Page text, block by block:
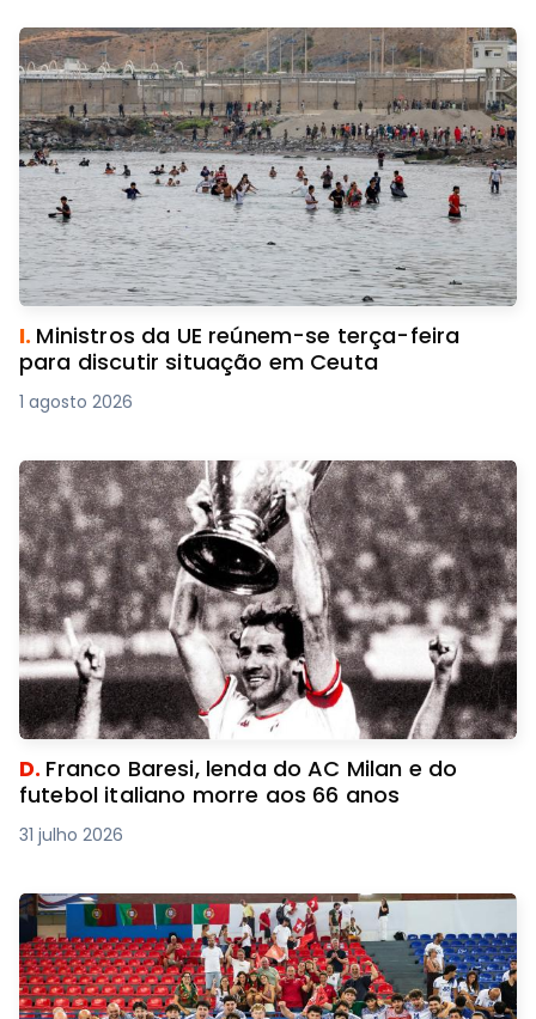
I. Ministros da UE reúnem-se terça-feira
para discutir situação em Ceuta
1 agosto 2026
D. Franco Baresi, lenda do AC Milan e do
futebol italiano morre aos 66 anos
31 julho 2026